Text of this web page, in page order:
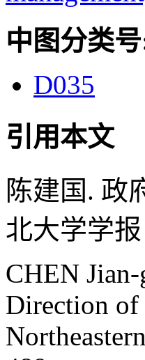
中图分类
D035
引用本文
陈建国. 政
北大学学
CHEN
Direction of